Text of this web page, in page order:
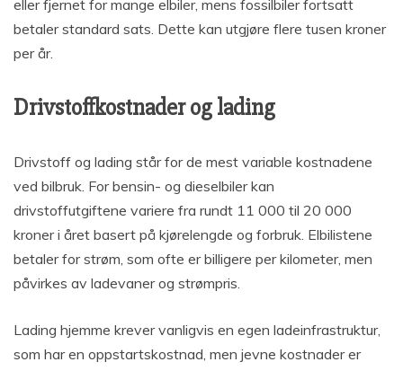
eller fjernet for mange elbiler, mens fossilbiler fortsatt
betaler standard sats. Dette kan utgjøre flere tusen kroner
per år.
Drivstoffkostnader og lading
Drivstoff og lading står for de mest variable kostnadene
ved bilbruk. For bensin- og dieselbiler kan
drivstoffutgiftene variere fra rundt 11 000 til 20 000
kroner i året basert på kjørelengde og forbruk. Elbilistene
betaler for strøm, som ofte er billigere per kilometer, men
påvirkes av ladevaner og strømpris.
Lading hjemme krever vanligvis en egen ladeinfrastruktur,
som har en oppstartskostnad, men jevne kostnader er